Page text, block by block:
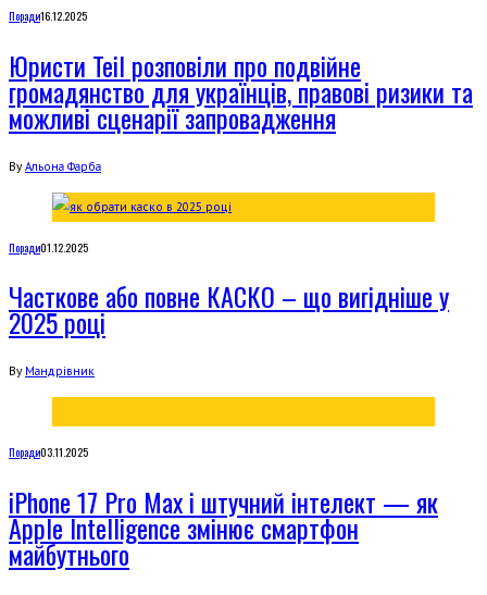
Поради16.12.2025
Юристи Teil розповіли про подвійне
громадянство для українців, правові ризики та
можливі сценарії запровадження
By Альона Фарба
Поради01.12.2025
Часткове або повне КАСКО – що вигідніше у
2025 році
By Мандрівник
Поради03.11.2025
iPhone 17 Pro Max і штучний інтелект — як
Apple Intelligence змінює смартфон
майбутнього